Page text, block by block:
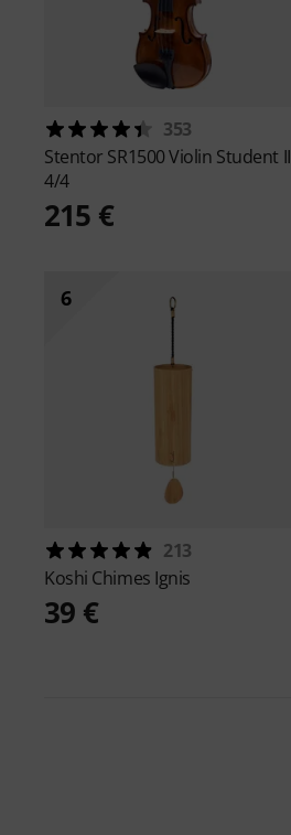
353
Stentor SR1500 Violin Student II
4/4
215 €
6
213
Koshi Chimes Ignis
39 €